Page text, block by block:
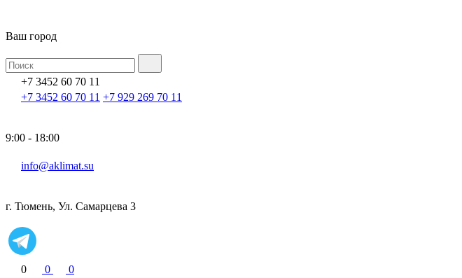
Ваш город
+7 3452 60 70 11
+7 3452 60 70 11 +7 929 269 70 11
9:00 - 18:00
info@aklimat.su
г. Тюмень, Ул. Самарцева 3
0 0
0